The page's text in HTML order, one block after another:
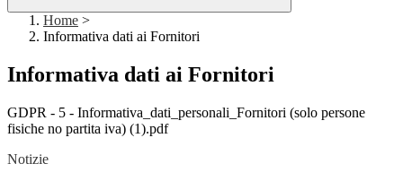
Home >
Informativa dati ai Fornitori
Informativa dati ai Fornitori
GDPR - 5 - Informativa_dati_personali_Fornitori (solo persone
fisiche no partita iva) (1).pdf
Notizie